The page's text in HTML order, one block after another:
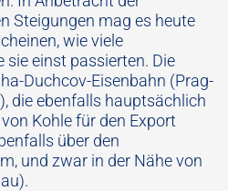
Steigungen mag es heute
wie viele
sie einst passierten. Die
Duchcov-Eisenbahn (Prag-
die ebenfalls hauptsächlich
Kohle für den Export
über den
und zwar in der Nähe von